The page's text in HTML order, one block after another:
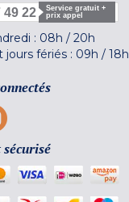
49 22
Service gratuit +
prix appel
: 08h / 20h
jours fériés : 09h / 18h